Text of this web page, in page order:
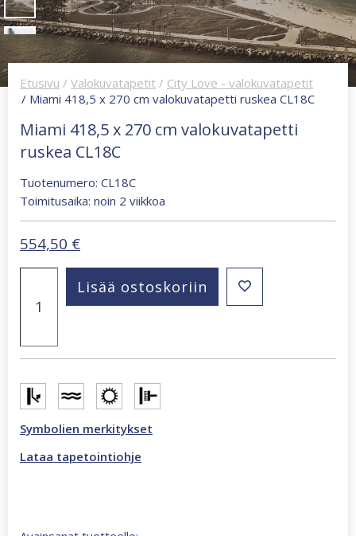
Etusivu / Valokuvatapetit / City Love - valokuvatapetit
/ Miami 418,5 x 270 cm valokuvatapetti ruskea CL18C
Miami 418,5 x 270 cm valokuvatapetti
ruskea CL18C
Tuotenumero: CL18C
Toimitusaika: noin 2 viikkoa
554,50 €
CL18C
määrä
Lisää ostoskoriin
Symbolien merkitykset
Lataa tapetointiohje